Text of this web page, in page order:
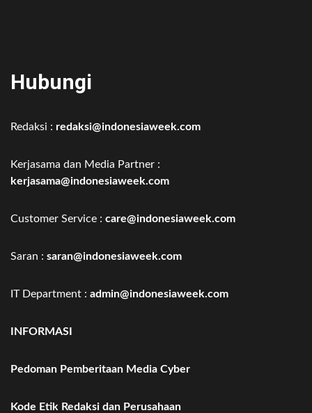
Hubungi
Redaksi : redaksi@indonesiaweek.com
Kerjasama dan Media Partner :
kerjasama@indonesiaweek.com
Customer Service : care@indonesiaweek.com
Saran : saran@indonesiaweek.com
IT Department : admin@indonesiaweek.com
INFORMASI
Pedoman Pemberitaan Media Cyber
Kode Etik Redaksi dan Perusahaan